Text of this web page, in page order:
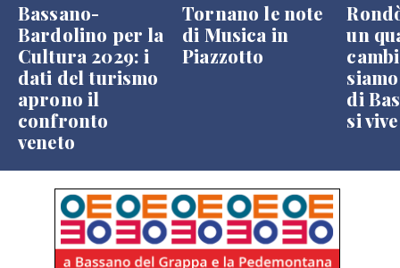
Bassano-
Bardolino per la
Cultura 2029: i
dati del turismo
aprono il
confronto
veneto
Tornano le note
di Musica in
Piazzotto
un
di
si